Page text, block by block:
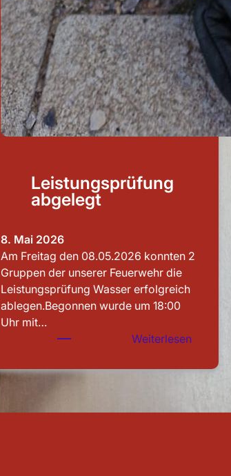
Leistungsprüfung
abgelegt
8. Mai 2026
Am Freitag den 08.05.2026 konnten 2
Gruppen der unserer Feuerwehr die
Leistungsprüfung Wasser erfolgreich
ablegen.Begonnen wurde um 18:00
Uhr mit…
Weiterlesen
abgelegt